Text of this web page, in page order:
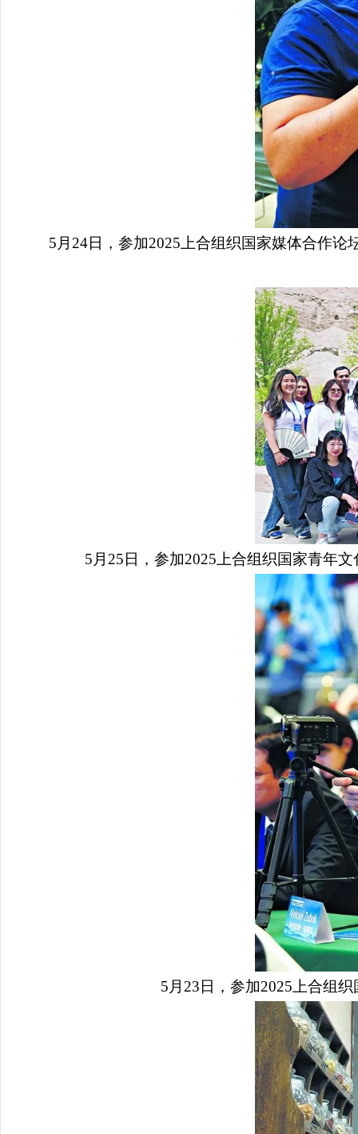
5月24日，参加2025上合组织国家媒体合作
5月25日，参加2025上合组织国家青年
5月23日，参加2025上合组